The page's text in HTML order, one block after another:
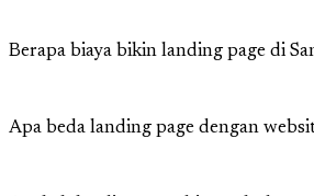
Berapa biaya bikin landing page di
Apa beda landing page dengan